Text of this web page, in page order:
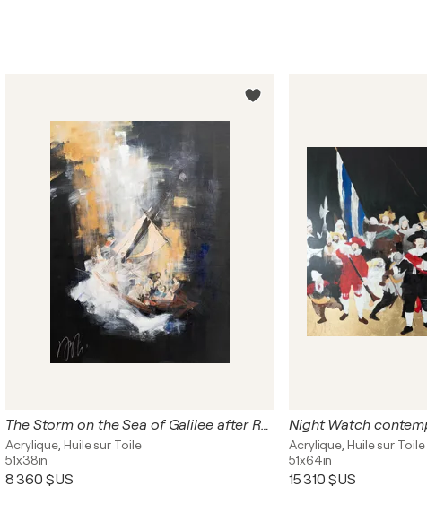
The Storm on the Sea of Galilee after Rembrandt
Acrylique, Huile sur Toile
51x38in
8 360 $US
Acrylique, Huile sur Toile
51x64in
15 310 $US